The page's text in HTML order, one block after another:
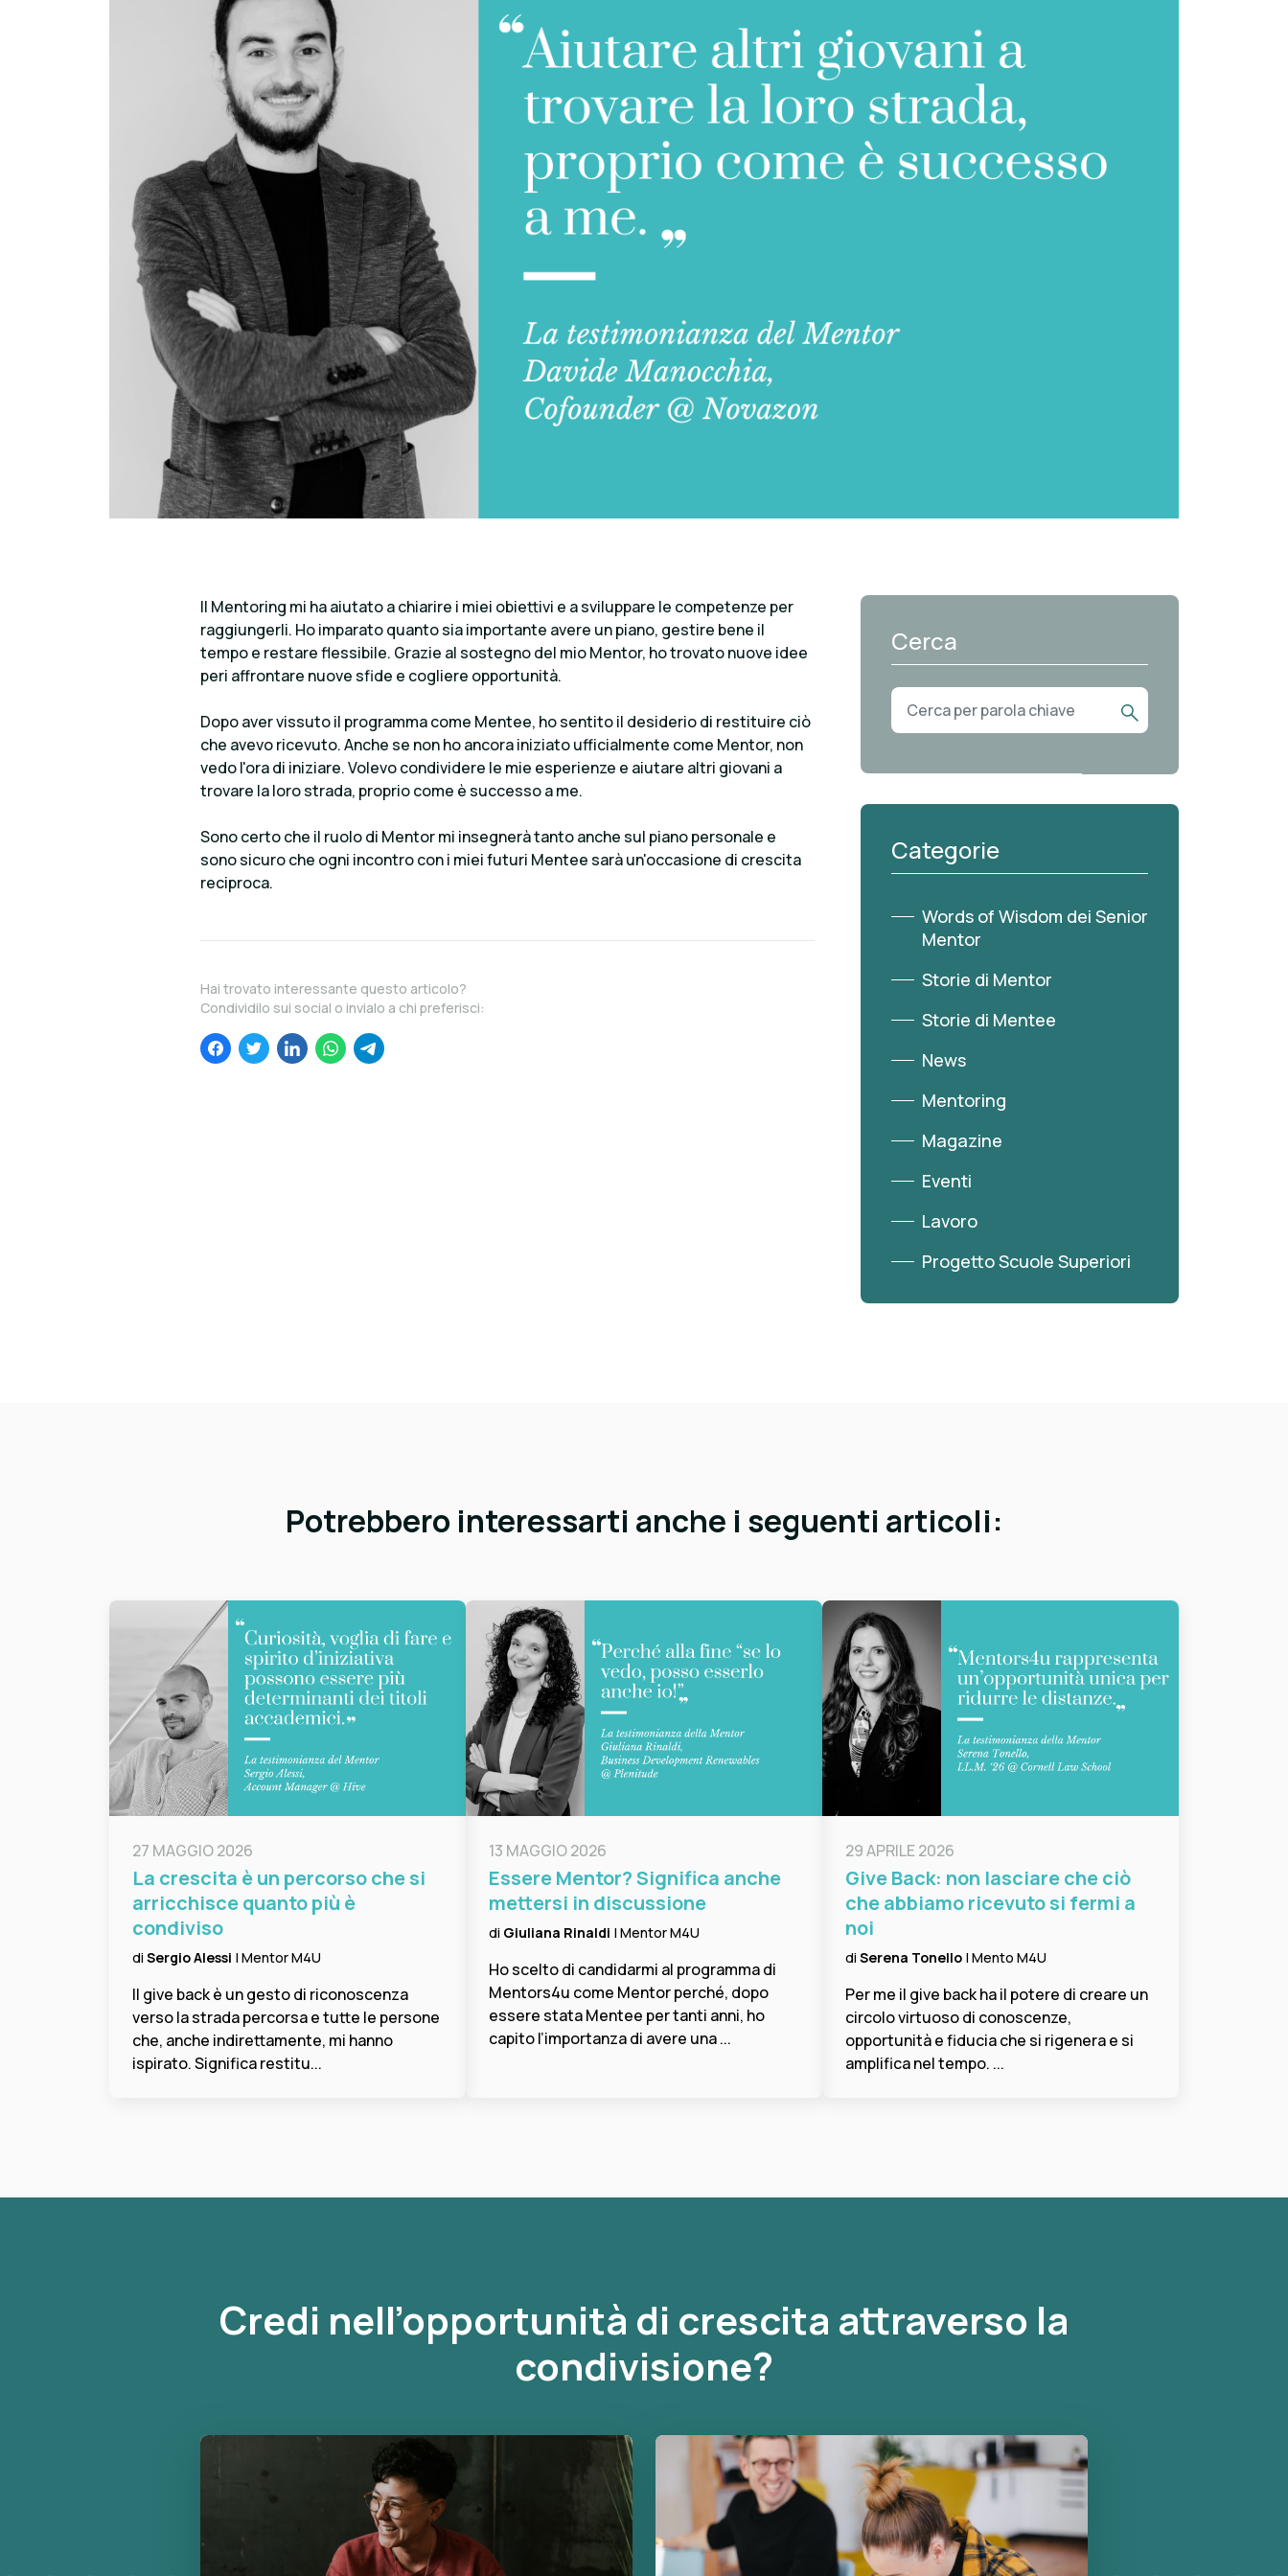
Il Mentoring mi ha aiutato a chiarire i miei obiettivi e a sviluppare le competenze per
raggiungerli. Ho imparato quanto sia importante avere un piano, gestire bene il
tempo e restare flessibile. Grazie al sostegno del mio Mentor, ho trovato nuove idee
peri affrontare nuove sfide e cogliere opportunità.
Dopo aver vissuto il programma come Mentee, ho sentito il desiderio di restituire ciò
che avevo ricevuto. Anche se non ho ancora iniziato ufficialmente come Mentor, non
vedo l'ora di iniziare. Volevo condividere le mie esperienze e aiutare altri giovani a
trovare la loro strada, proprio come è successo a me.
Sono certo che il ruolo di Mentor mi insegnerà tanto anche sul piano personale e
sono sicuro che ogni incontro con i miei futuri Mentee sarà un'occasione di crescita
reciproca.
Hai trovato interessante questo articolo?
Condividilo sui social o invialo a chi preferisci:
Cerca
Categorie
Words of Wisdom dei Senior
Mentor
Storie di Mentor
Storie di Mentee
News
Mentoring
Magazine
Eventi
Lavoro
Progetto Scuole Superiori
Potrebbero interessarti anche i seguenti articoli:
27 MAGGIO 2026
La crescita è un percorso che si
arricchisce quanto più è
condiviso
di Sergio Alessi | Mentor M4U
Il give back è un gesto di riconoscenza
verso la strada percorsa e tutte le persone
che, anche indirettamente, mi hanno
ispirato. Significa restitu...
13 MAGGIO 2026
Essere Mentor? Significa anche
mettersi in discussione
di Giuliana Rinaldi | Mentor M4U
Ho scelto di candidarmi al programma di
Mentors4u come Mentor perché, dopo
essere stata Mentee per tanti anni, ho
capito l’importanza di avere una ...
29 APRILE 2026
Give Back: non lasciare che ciò
che abbiamo ricevuto si fermi a
noi
di Serena Tonello | Mento M4U
Per me il give back ha il potere di creare un
circolo virtuoso di conoscenze,
opportunità e fiducia che si rigenera e si
amplifica nel tempo. ...
Credi nell’opportunità di crescita attraverso la
condivisione?